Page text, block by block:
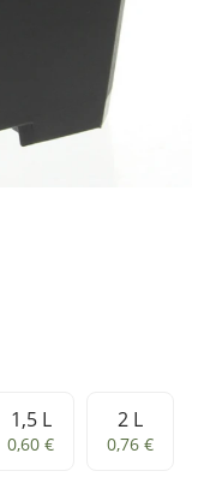
1,5 L
1,5 L
0,60 €
2 L
2 L
0,76 €